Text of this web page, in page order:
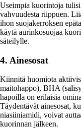
Useimpia kuorintoja
vahvuudesta riippuen.
ihon suojakerroksen
käytä aurinkosuojaa
säteilylle.
4. Ainesosat
Kiinnitä huomiota
maitohappo), BHA
hapoilla on erilaisia
Täydentävät ainesosat,
niasiiniamidi, voivat
kuorinnan jälkeen.